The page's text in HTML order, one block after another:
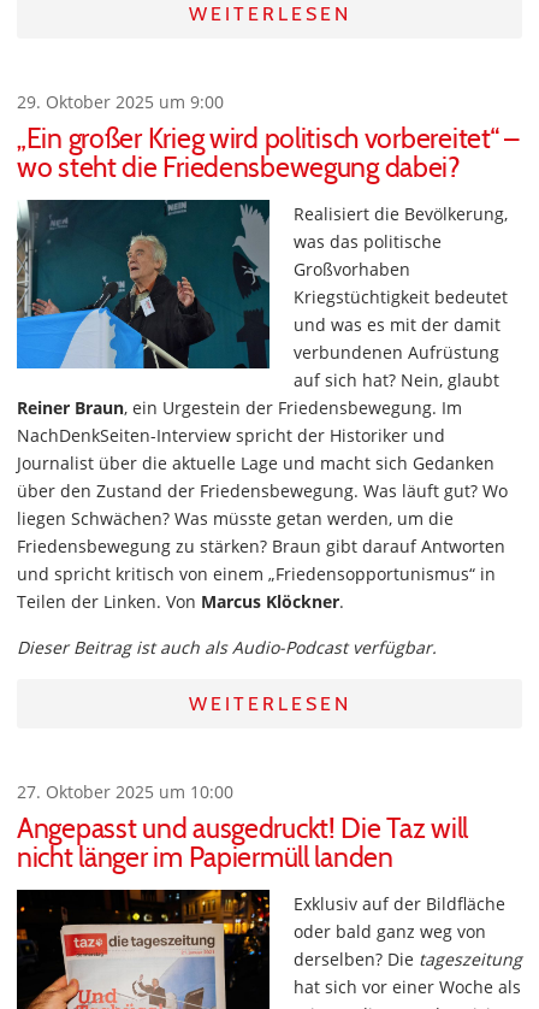
WEITERLESEN
29. Oktober 2025 um 9:00
„Ein großer Krieg wird politisch vorbereitet“ –
wo steht die Friedensbewegung dabei?
Realisiert die Bevölkerung,
was das politische
Großvorhaben
Kriegstüchtigkeit bedeutet
und was es mit der damit
verbundenen Aufrüstung
auf sich hat? Nein, glaubt
Reiner Braun, ein Urgestein der Friedensbewegung. Im
NachDenkSeiten-Interview spricht der Historiker und
Journalist über die aktuelle Lage und macht sich Gedanken
über den Zustand der Friedensbewegung. Was läuft gut? Wo
liegen Schwächen? Was müsste getan werden, um die
Friedensbewegung zu stärken? Braun gibt darauf Antworten
und spricht kritisch von einem „Friedensopportunismus“ in
Teilen der Linken. Von Marcus Klöckner.
Dieser Beitrag ist auch als Audio-Podcast verfügbar.
WEITERLESEN
27. Oktober 2025 um 10:00
Angepasst und ausgedruckt! Die Taz will
nicht länger im Papiermüll landen
Exklusiv auf der Bildfläche
oder bald ganz weg von
derselben? Die tageszeitung
hat sich vor einer Woche als